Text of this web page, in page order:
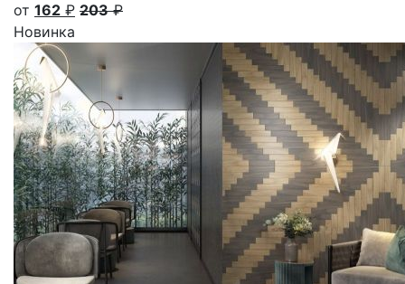
от 162 ₽ 203₽
Новинка